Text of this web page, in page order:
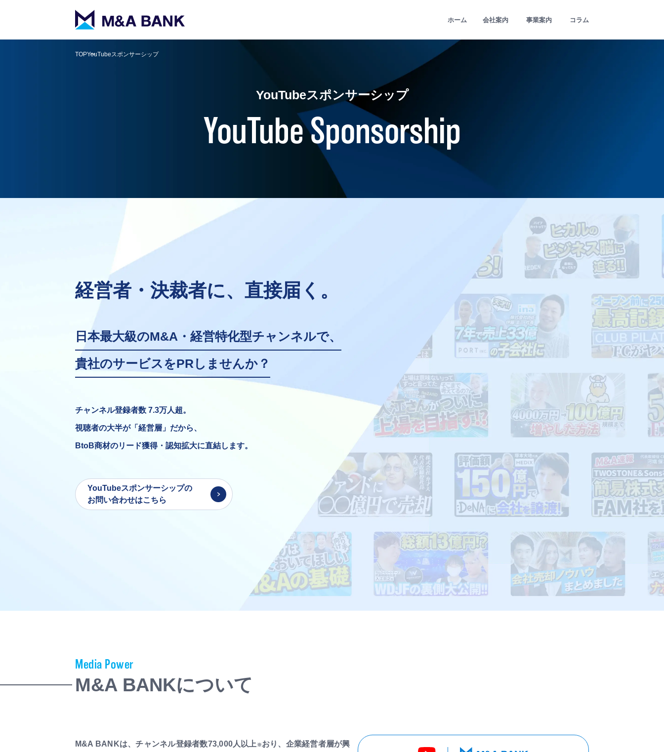
ホーム 会社案内 事業案内 コラム
TOPYouTubeスポンサーシップ
YouTubeスポンサーシップ
YouTube Sponsorship
経営者・決裁者に、直接届く。
日本最大級のM&A・経営特化型チャンネルで、
貴社のサービスをPRしませんか？
チャンネル登録者数 7.3万人超。
視聴者の大半が「経営層」だから、
BtoB商材のリード獲得・認知拡大に直結します。
YouTubeスポンサーシップの
お問い合わせはこちら
Media Power
M&A BANKについて
M&A BANKは、チャンネル登録者数73,000人以上 ※おり、企業経営者層が興